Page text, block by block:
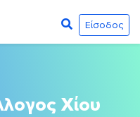
Είσοδος
Χίου